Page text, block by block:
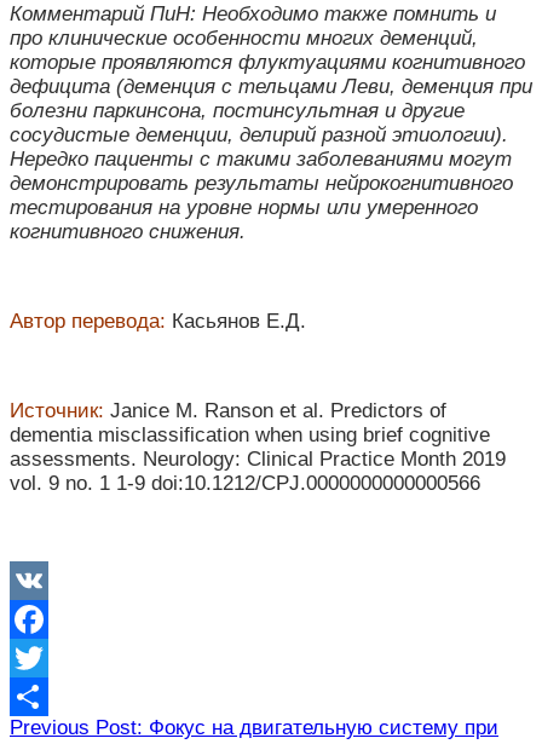
Комментарий ПиН: Необходимо также помнить и
про клинические особенности многих деменций,
которые проявляются флуктуациями когнитивного
дефицита (деменция с тельцами Леви, деменция при
болезни паркинсона, постинсультная и другие
сосудистые деменции, делирий разной этиологии).
Нередко пациенты с такими заболеваниями могут
демонстрировать результаты нейрокогнитивного
тестирования на уровне нормы или умеренного
когнитивного снижения.
Автор перевода: Касьянов Е.Д.
Источник: Janice M. Ranson et al. Predictors of
dementia misclassification when using brief cognitive
assessments. Neurology: Clinical Practice Month 2019
vol. 9 no. 1 1-9 doi:10.1212/CPJ.0000000000000566
VK
Facebook
Twitter
Отправить
Навигация
Previous Post: Фокус на двигательную систему при